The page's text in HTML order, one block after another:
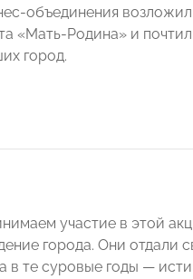
объединения
«Мать-Родина» и
город.
участие в этой
города. Они отдали
в те суровые годы —